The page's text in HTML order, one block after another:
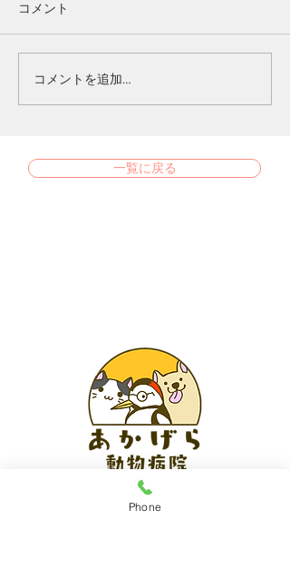
コメント
コメントを追加…
一覧に戻る
〒056-0017 ​新ひだか町静内御幸町6丁目3-31
Phone